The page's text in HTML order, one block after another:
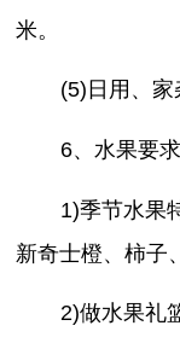
米。
(5)日用、
6、水果要求
1)季节水果
新奇士橙、柿子
2)做水果礼